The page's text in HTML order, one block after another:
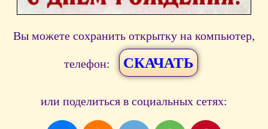
Вы можете сохранить открытку на компьютер,
телефон: СКАЧАТЬ
или поделиться в социальных сетях: